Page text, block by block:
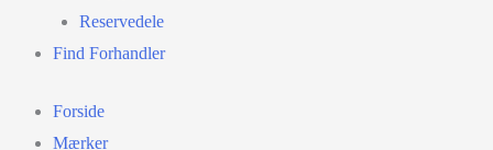
Reservedele
Find Forhandler
Forside
Mærker